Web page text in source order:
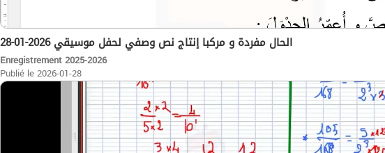
28-01-2026 الحال مفردة و مركبا إنتاج نص وصفي لحفل موسيقي
Enregistrement 2025-2026
Publié le 2026-01-28